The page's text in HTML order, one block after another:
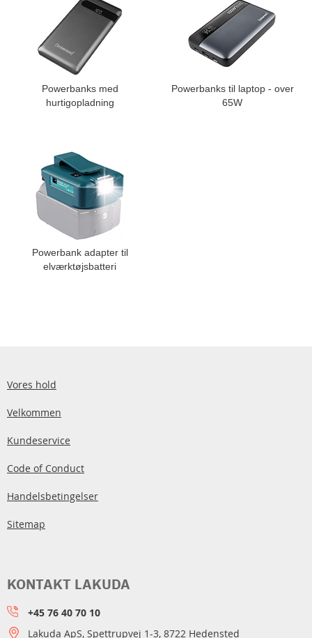
Powerbanks med
hurtigopladning
Powerbanks til laptop - over
65W
Powerbank adapter til
elværktøjsbatteri
Vores hold
Velkommen
Kundeservice
Code of Conduct
Handelsbetingelser
Sitemap
KONTAKT LAKUDA
+45 76 40 70 10
Lakuda ApS, Spettrupvej 1-3, 8722 Hedensted